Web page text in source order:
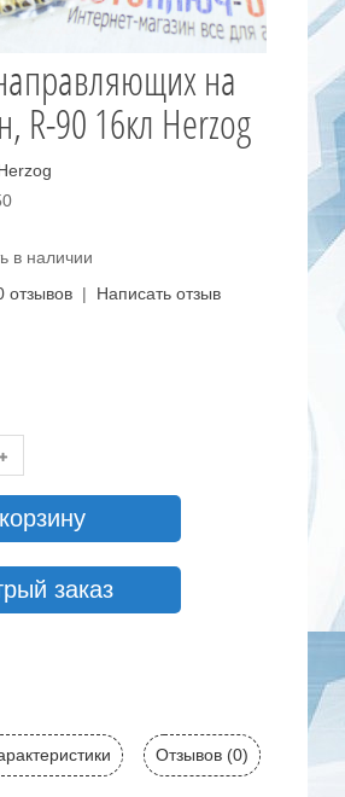
на
R-90 16кл Herzog
в наличии
отзывов | Написать отзыв
заказ
Отзывов (0)